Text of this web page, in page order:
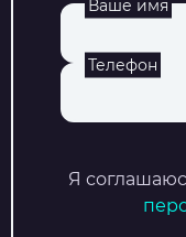
Ваше имя
Телефон
Я